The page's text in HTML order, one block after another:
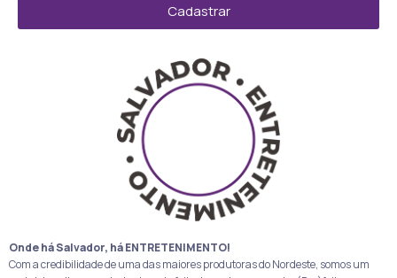
Cadastrar
Onde há Salvador, há ENTRETENIMENTO!
Com a credibilidade de uma das maiores produtoras do Nordeste, somos um